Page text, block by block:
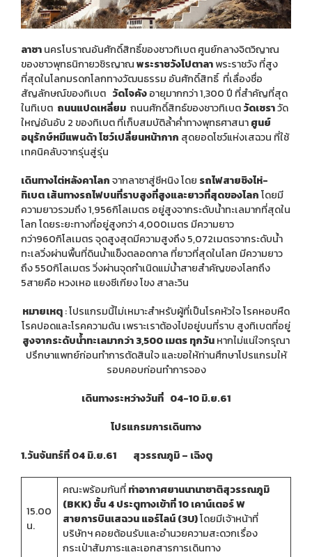
ลาซานครโบราณอันศักดิ์สิทธิ์ของชาวทิเบต ศูนย์กลางจิตวิญาณ
ของชาวพุทธนิกายวชิรญาณพระราชวังโปตาลาพระราชวัง ที่สูง
ที่สุดในโลกมรดกโลกทางวัฒนธรรม อันศักดิ์สิทธิ์ ที่เลื่องชื่อ
สัญลักษณ์ของทิเบต วัดโจคังอายุมากกว่า 1,300 ปี ที่สำคัญที่สุด
ในทิเบต ถนนแปดเหลี่ยม ถนนศักดิ์สิทธ์ของชาวทิเบตวัดเซราวัด
ใหญ่อันอับ 2 ของทิเบต ที่เก็บสมบัติล้ำค่ำทางพุทธศาสนาศูนย์
อนุรักษ์หมีแพนด้า โชว์เปลี่ยนหน้ากาก สุดยอดโชว์แห่งเสฉวน ที่ใช้
เทคนิคลับจากรุ่นสู่รุ่น
เดินทางไต่หลังคาโลกจากลาซาสู่ซีหนิง โดย รถไฟสายชิงไห่-
ทิเบต เส้นทางรถไฟบนที่ราบสูงที่สูงและยาวที่สุดของโลกโดยมี
ความยาวรวมถึง 1,956กิโลเมตร อยู่สูงจากระดับน้ำทะเลมากที่สุดใน
โลก โดยระยะทางที่อยู่สูงกว่า 4,000เมตร มีความยาว
กว่า960กิโลเมตร จุดสูงสุดมีความสูงถึง 5,072เมตรจากระดับน้ำ
ทะเลวิ่งผ่านพื้นที่ดินน้ำแข็งตลอดกาล ที่ยาวที่สุดในโลก มีความยาว
ถึง 550กิโลเมตร วิ่งผ่านจุดกำเนิดแม่น้ำสายสำคัญของโลกถึง
5สายคือ หวงเหอ แยงซีเกียง โขง สาละวิน
หมายเหตุ:โปรแกรมนี้ไม่เหมาะสำหรับผู้ที่เป็นโรคหัวใจ โรคหอบหืด
โรคปอดและโรคความดัน เพราะเราต้องไปอยู่บนที่ราบ สูงทิเบตที่อยู่
สูงจากระดับน้ำทะเลมากว่า 3,500เมตรทุกวันหากไม่แน่ใจกรุณา
ปรึกษาแพทย์ก่อนทำการตัดสินใจ และขอให้ท่านศึกษาโปรแกรมให้
รอบคอบก่อนทำการจอง
เดินทางระหว่างวันที่ 04-10 มิ.ย.61
โปรแกรมการเดินทาง
1.วันจันทร์ที่ 04 มิ.ย.61 สุวรรณภูมิ – เฉิงตู
15.00
น.
คณะพร้อมกันที่ท่าอากาศยานนานาชาติสุวรรณภูมิ
(BKK)ชั้น 4 ประตูทางเข้าที่ 10 เคาน์เตอร์ W
สายการบินเสฉวน แอร์ไลน์ (3U)โดยมีเจ้าหน้าที่
บริษัทฯ คอยต้อนรับและอำนวยความสะดวกเรื่อง
กระเป๋าสัมภาระและเอกสารการเดินทาง
ทัวร์เยอรมัน
ทัวร์ออสเตรีย
ทัวร์อินโดนีเซีย
ทัวร์ฟิลิปปินส์
ทัวร์ศรีลังกา
ทัวร์จอร์เจีย
ทัวร์อียิปต์
ทัวร์แอฟริกาใต้
ทัวร์ออสเตรเลีย
ทัวร์อินเดีย